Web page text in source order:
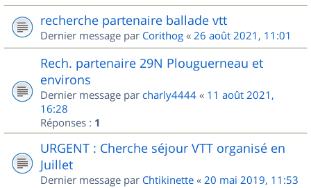
recherche partenaire ballade vtt
Dernier message par Corithog « 26 août 2021, 11:01
Rech. partenaire 29N Plouguerneau et
environs
Dernier message par charly4444 « 11 août 2021,
16:28
Réponses : 1
URGENT : Cherche séjour VTT organisé en
Juillet
Dernier message par Chtikinette « 20 mai 2019, 11:53